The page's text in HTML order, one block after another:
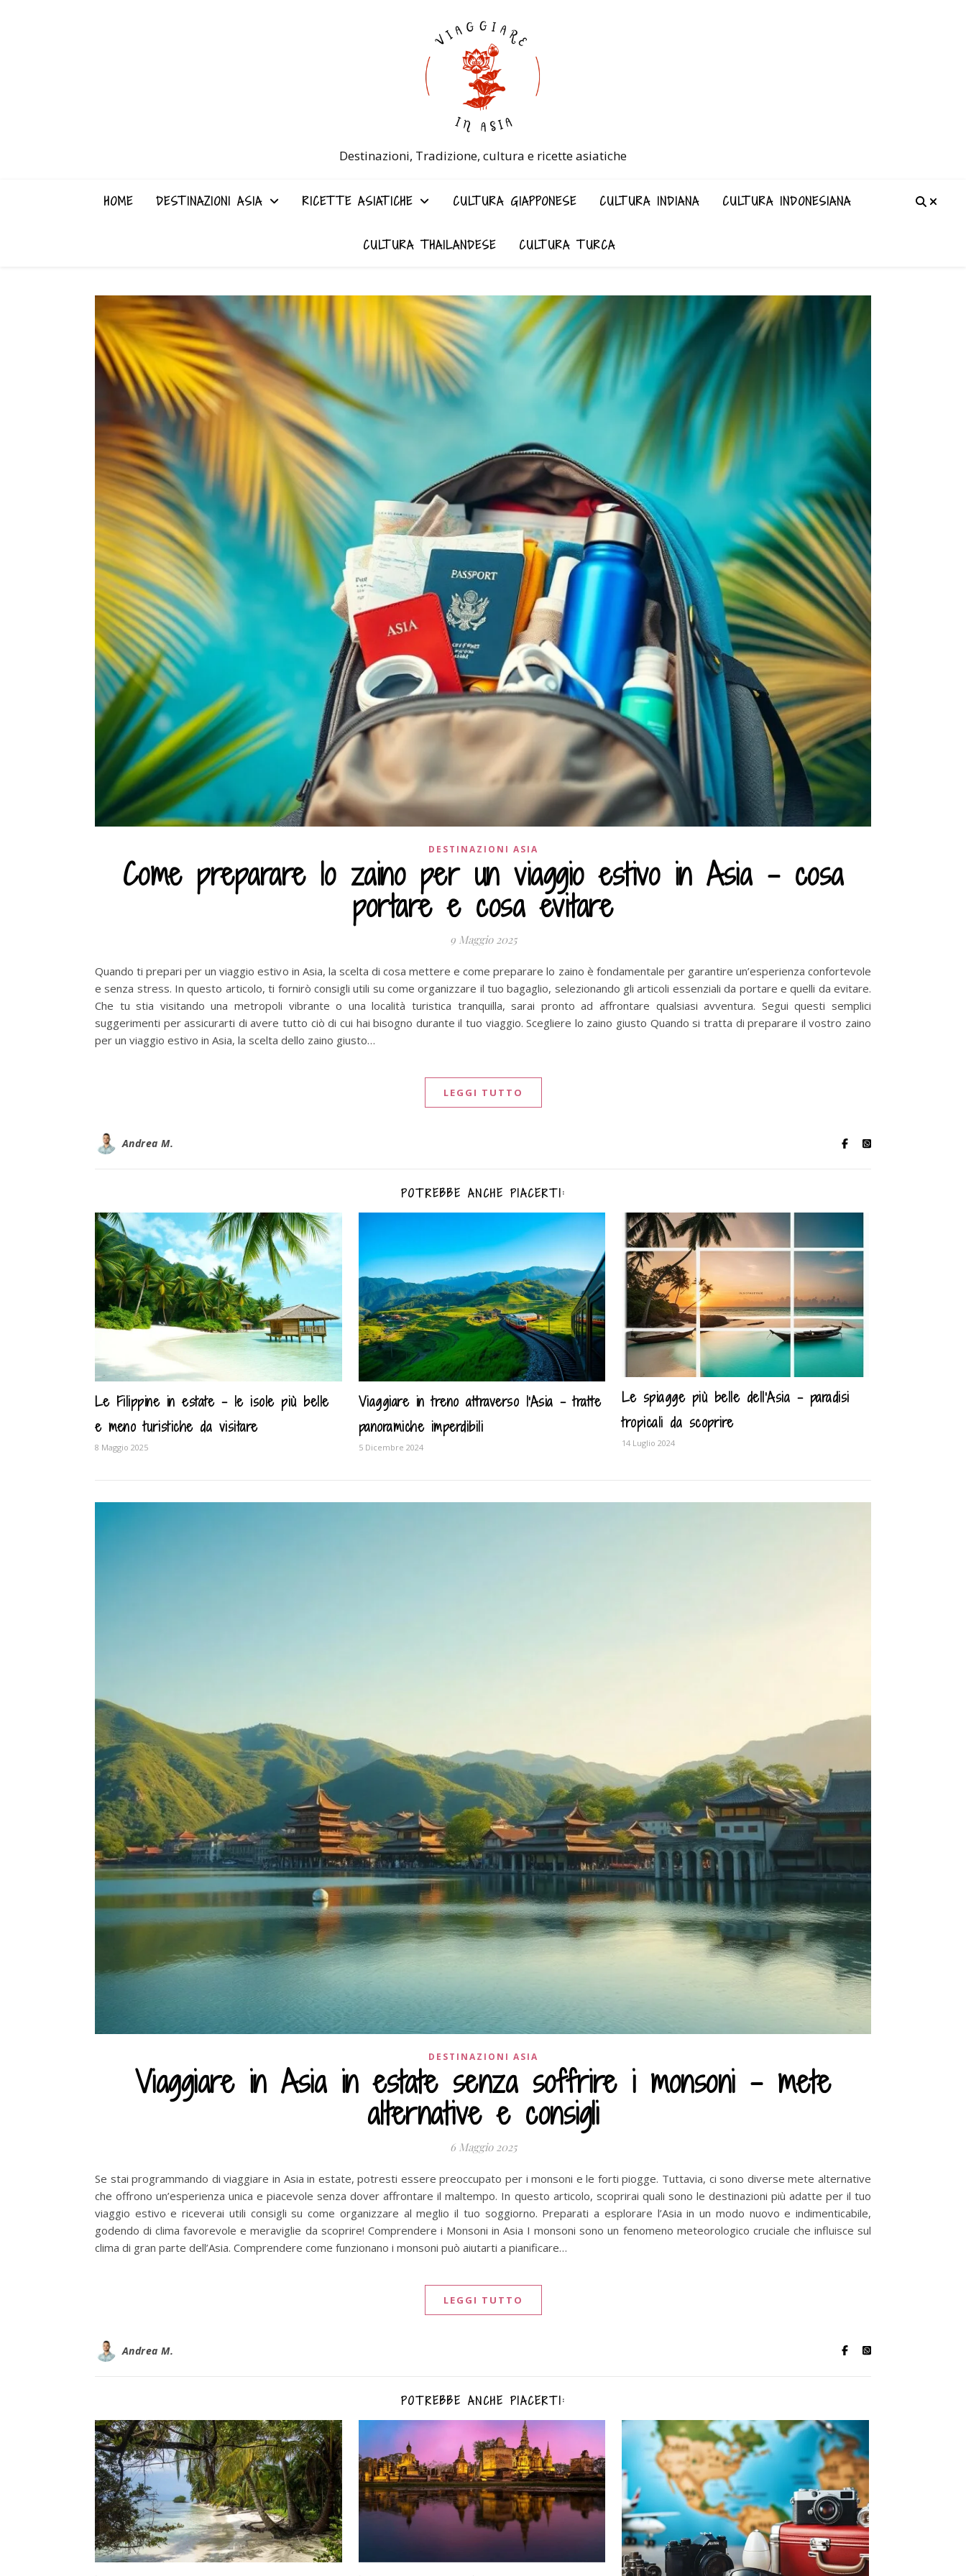
Destinazioni, Tradizione, cultura e ricette asiatiche
HOME DESTINAZIONI ASIA RICETTE ASIATICHE CULTURA GIAPPONESE CULTURA INDIANA CULTURA INDONESIANA
CULTURA THAILANDESE CULTURA TURCA
DESTINAZIONI ASIA
Come preparare lo zaino per un viaggio estivo in Asia – cosa
portare e cosa evitare
9 Maggio 2025
Quando ti prepari per un viaggio estivo in Asia, la scelta di cosa mettere e come preparare lo zaino è fondamentale per garantire un’esperienza confortevole
e senza stress. In questo articolo, ti fornirò consigli utili su come organizzare il tuo bagaglio, selezionando gli articoli essenziali da portare e quelli da evitare.
Che tu stia visitando una metropoli vibrante o una località turistica tranquilla, sarai pronto ad affrontare qualsiasi avventura. Segui questi semplici
suggerimenti per assicurarti di avere tutto ciò di cui hai bisogno durante il tuo viaggio. Scegliere lo zaino giusto Quando si tratta di preparare il vostro zaino
per un viaggio estivo in Asia, la scelta dello zaino giusto…
LEGGI TUTTO
Andrea M.
POTREBBE ANCHE PIACERTI:
Le Filippine in estate – le isole più belle
e meno turistiche da visitare
8 Maggio 2025
Viaggiare in treno attraverso l'Asia – tratte
panoramiche imperdibili
5 Dicembre 2024
Le spiagge più belle dell’Asia – paradisi
tropicali da scoprire
14 Luglio 2024
DESTINAZIONI ASIA
Viaggiare in Asia in estate senza soffrire i monsoni – mete
alternative e consigli
6 Maggio 2025
Se stai programmando di viaggiare in Asia in estate, potresti essere preoccupato per i monsoni e le forti piogge. Tuttavia, ci sono diverse mete alternative
che offrono un’esperienza unica e piacevole senza dover affrontare il maltempo. In questo articolo, scoprirai quali sono le destinazioni più adatte per il tuo
viaggio estivo e riceverai utili consigli su come organizzare al meglio il tuo soggiorno. Preparati a esplorare l’Asia in un modo nuovo e indimenticabile,
godendo di clima favorevole e meraviglie da scoprire! Comprendere i Monsoni in Asia I monsoni sono un fenomeno meteorologico cruciale che influisce sul
clima di gran parte dell’Asia. Comprendere come funzionano i monsoni può aiutarti a pianificare…
LEGGI TUTTO
Andrea M.
POTREBBE ANCHE PIACERTI: